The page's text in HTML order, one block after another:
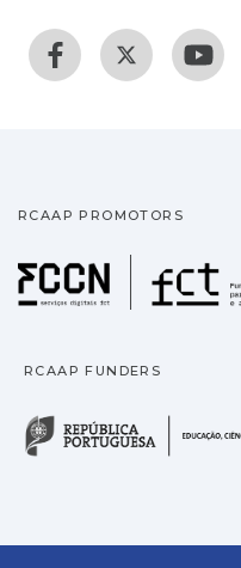
RCAAP PROMOTORS
RCAAP FUNDERS